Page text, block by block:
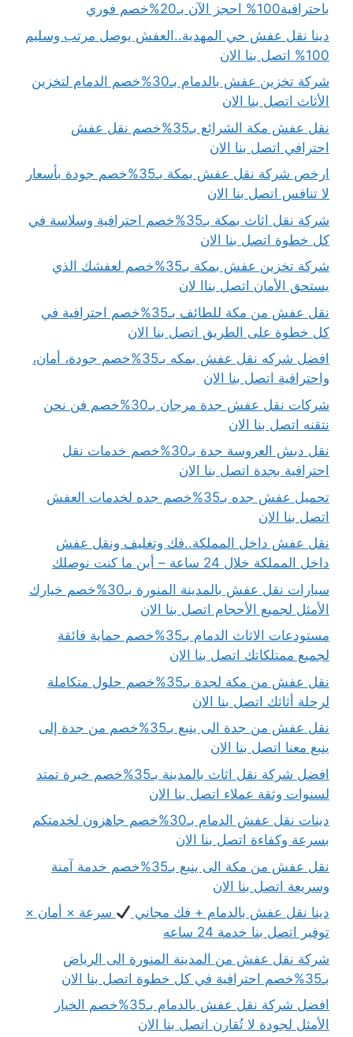
باحترافية100% احجز الآن بـ20%خصم فوري
دينا نقل عفش حي المهدية..العفش يوصل مرتب وسليم
100% اتصل بنا الان
شركة تخزين عفش بالدمام بـ30%خصم الدمام لتخزين
الأثاث اتصل بنا الان
نقل عفش مكة الشرائع بـ35%خصم نقل عفش
احترافي اتصل بنا الان
ارخص شركة نقل عفش بمكة بـ35%خصم جودة بأسعار
لا تنافس اتصل بنا الان
شركة نقل اثاث بمكة بـ35%خصم احترافية وسلاسة في
كل خطوة اتصل بنا الان
شركة تخزين عفش بمكة بـ35%خصم لعفشك الذي
يستحق الأمان اتصل بناا لان
نقل عفش من مكة للطائف بـ35%خصم احترافية في
كل خطوة على الطريق اتصل بنا الان
افضل شركه نقل عفش بمكه بـ35%خصم جودة، أمان،
واحترافية اتصل بنا الان
شركات نقل عفش جدة مرجان بـ30%خصم فن نحن
نتقنه اتصل بنا الان
نقل دبش العروسة جدة بـ30%خصم خدمات نقل
احترافية بجدة اتصل بنا الان
تحميل عفش جده بـ35%خصم جده لخدمات العفش
اتصل بنا الان
نقل عفش داخل المملكة..فك وتغليف ونقل عفش
داخل المملكة خلال 24 ساعة – أين ما كنت نوصلك
سيارات نقل عفش بالمدينة المنورة بـ30%خصم خيارك
الأمثل لجميع الأحجام اتصل بنا الان
مستودعات الاثاث الدمام بـ35%خصم حماية فائقة
لجميع ممتلكاتك اتصل بنا الان
نقل عفش من مكة لجدة بـ35%خصم حلول متكاملة
لرحلة أثاثك اتصل بنا الان
نقل عفش من جدة الى ينبع بـ35%خصم من جدة إلى
ينبع معنا اتصل بنا الان
افضل شركة نقل اثاث بالمدينة بـ35%خصم خبرة تمتد
لسنوات وثقة عملاء اتصل بنا الان
دينات نقل عفش الدمام بـ30%خصم جاهزون لخدمتكم
بسرعة وكفاءة اتصل بنا الان
نقل عفش من مكة الى ينبع بـ35%خصم خدمة آمنة
وسريعة اتصل بنا الان
دينا نقل عفش بالدمام + فك مجاني
سرعة × أمان ×
توفير اتصل بنا خدمة 24 ساعه
شركة نقل عفش من المدينة المنورة الى الرياض
بـ35%خصم احترافية في كل خطوة اتصل بنا الان
افضل شركة نقل عفش بالدمام بـ35%خصم الخيار
الأمثل لجودة لا تُقارن اتصل بنا الان